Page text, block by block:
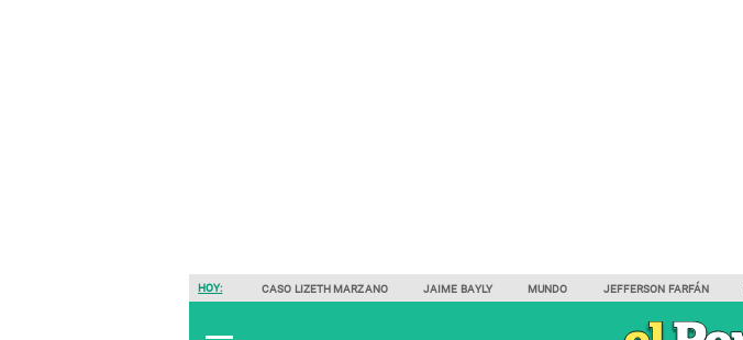
HOY: CASO LIZETH MARZANO JAIME BAYLY MUNDO JEFFERSON FARFÁN